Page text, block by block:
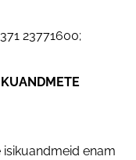
23771600;
isikuandmeid enam